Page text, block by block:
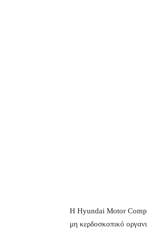
Η Hyundai Motor
μη κερδοσκοπικό